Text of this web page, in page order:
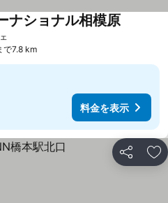
ナショナル相模原
で7.8 km
料金を表示
シェア お